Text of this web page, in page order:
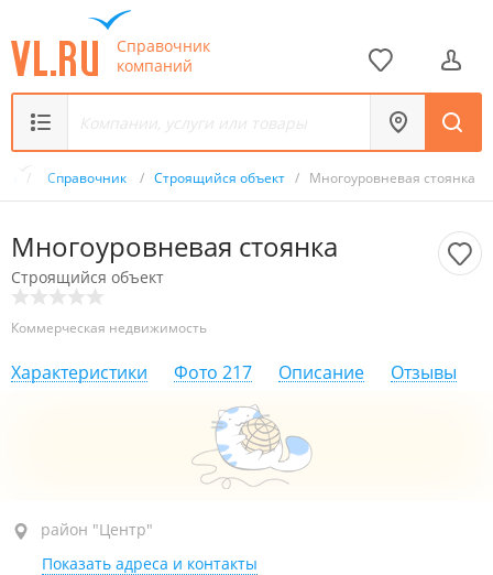
Справочник
компаний
/ Справочник / Строящийся объект / Многоуровневая стоянка
Многоуровневая стоянка
Строящийся объект
Коммерческая недвижимость
Характеристики Фото 217 Описание Отзывы
район "Центр", ул. Гоголя, 35 стр. 1
район "Центр"
Показать адреса и контакты